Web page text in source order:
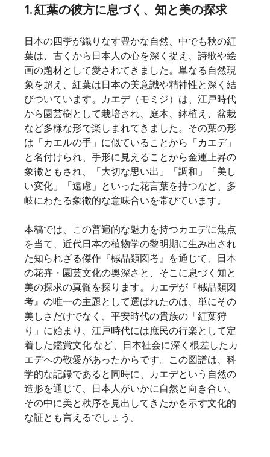
1. 紅葉の彼方に息づく、知と美の探求
日本の四季が織りなす豊かな自然、中でも秋の紅
葉は、古くから日本人の心を深く捉え、詩歌や絵
画の題材として愛されてきました。単なる自然現
象を超え、紅葉は日本の美意識や精神性と深く結
びついています。カエデ（モミジ）は、江戸時代
から園芸樹として栽培され、庭木、鉢植え、盆栽
など多様な形で楽しまれてきました。その葉の形
は「カエルの手」に似ていることから「カエデ」
と名付けられ、手形に見えることから金運上昇の
象徴ともされ、「大切な思い出」「調和」「美し
い変化」「遠慮」といった花言葉を持つなど、多
岐にわたる象徴的な意味合いを帯びています。
本稿では、この普遍的な魅力を持つカエデに焦点
を当て、近代日本の植物学の黎明期に生み出され
た知られざる傑作『槭品類図考』を通じて、日本
の花卉・園芸文化の奥深さと、そこに息づく知と
美の探求の真髄を探ります。カエデが『槭品類図
考』の唯一の主題として選ばれたのは、単にその
美しさだけでなく、平安時代の貴族の「紅葉狩
り」に始まり、江戸時代には庶民の行楽として定
着した鑑賞文化 など、日本社会に深く根差したカ
エデへの敬愛があったからです。この図譜は、科
学的な記録であると同時に、カエデという自然の
造形を通じて、日本人がいかに自然と向き合い、
その中に美と秩序を見出してきたかを示す文化的
な証とも言えるでしょう。